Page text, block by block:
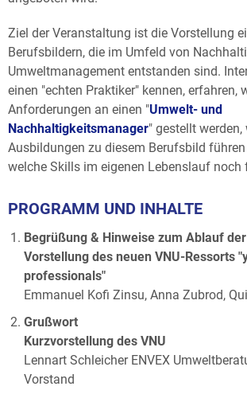
Ziel der Veranstaltung ist die Vorstellung
Berufsbildern, die im Umfeld von
Umweltmanagement entstanden sind.
einen "echten Praktiker" kennen, erfahren,
Anforderungen an einen "Umwelt- und
Nachhaltigkeitsmanager" gestellt werden,
Ausbildungen zu diesem Berufsbild
welche Skills im eigenen Lebenslauf noch
PROGRAMM UND INHALTE
Begrüßung & Hinweise zum Ablauf
Vorstellung des neuen VNU-Ressorts
professionals"
Emmanuel Kofi Zinsu, Anna Zubrod,
Grußwort
Kurzvorstellung des VNU
Lennart Schleicher ENVEX
Vorstand